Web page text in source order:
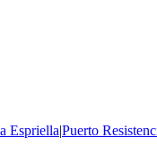
Espriella|Puerto